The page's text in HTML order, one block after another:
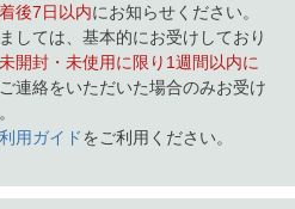
後7日以内にお知らせください。
しては、基本的にお受けしており
未開封・未使用に限り1週間以内に
連絡をいただいた場合のみお受け
用ガイドをご利用ください。